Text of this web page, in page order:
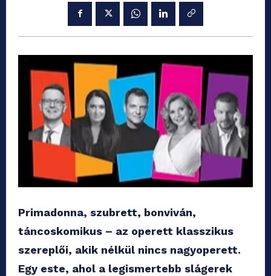
Primadonna, szubrett, bonviván,
táncoskomikus – az operett klasszikus
szereplői, akik nélkül nincs nagyoperett.
Egy este, ahol a legismertebb slágerek